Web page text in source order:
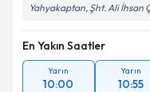
Yahyakaptan, Şht. Ali İhsan
En Yakın Saatler
Yarın
10:00
Yarın
10:55